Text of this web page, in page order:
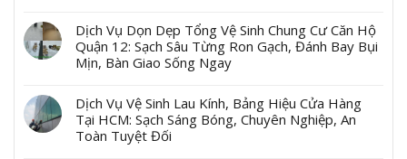
Dịch Vụ Dọn Dẹp Tổng Vệ Sinh Chung Cư Căn Hộ
Quận 12: Sạch Sâu Từng Ron Gạch, Đánh Bay Bụi
Mịn, Bàn Giao Sống Ngay
Dịch Vụ Vệ Sinh Lau Kính, Bảng Hiệu Cửa Hàng
Tại HCM: Sạch Sáng Bóng, Chuyên Nghiệp, An
Toàn Tuyệt Đối